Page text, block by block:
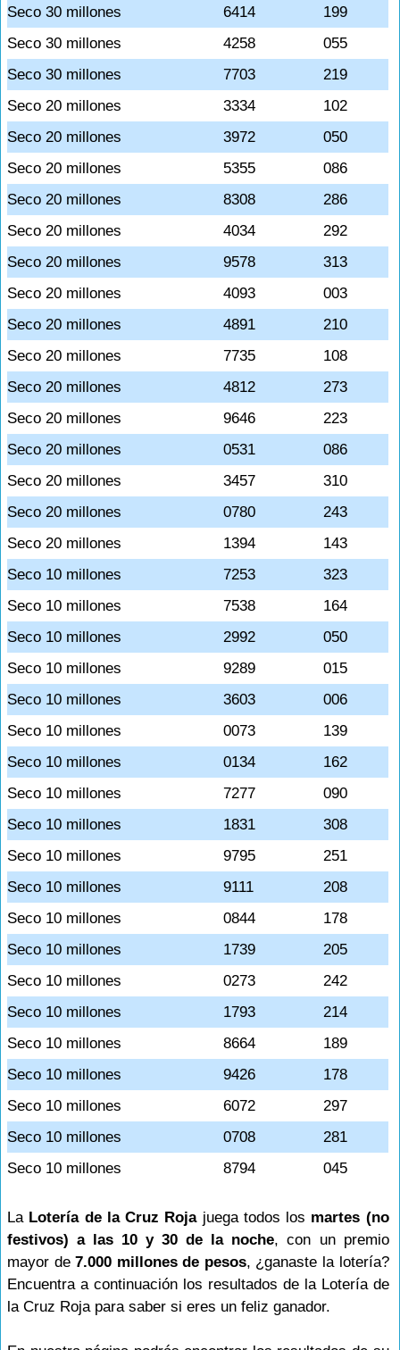
Seco 30 millones
6414
199
Seco 30 millones
4258
055
Seco 30 millones
7703
219
Seco 20 millones
3334
102
Seco 20 millones
3972
050
Seco 20 millones
5355
086
Seco 20 millones
8308
286
Seco 20 millones
4034
292
Seco 20 millones
9578
313
Seco 20 millones
4093
003
Seco 20 millones
4891
210
Seco 20 millones
7735
108
Seco 20 millones
4812
273
Seco 20 millones
9646
223
Seco 20 millones
0531
086
Seco 20 millones
3457
310
Seco 20 millones
0780
243
Seco 20 millones
1394
143
Seco 10 millones
7253
323
Seco 10 millones
7538
164
Seco 10 millones
2992
050
Seco 10 millones
9289
015
Seco 10 millones
3603
006
Seco 10 millones
0073
139
Seco 10 millones
0134
162
Seco 10 millones
7277
090
Seco 10 millones
1831
308
Seco 10 millones
9795
251
Seco 10 millones
9111
208
Seco 10 millones
0844
178
Seco 10 millones
1739
205
Seco 10 millones
0273
242
Seco 10 millones
1793
214
Seco 10 millones
8664
189
Seco 10 millones
9426
178
Seco 10 millones
6072
297
Seco 10 millones
0708
281
Seco 10 millones
8794 045
La Lotería de la Cruz Rojajuega todos los martes (no
festivos) a las 10 y 30 de la noche, con un premio
mayor de7.000 millones de pesos, ¿ganaste la lotería?
Encuentra a continuación los resultados de la Lotería de
la Cruz Roja para saber si eres un feliz ganador.